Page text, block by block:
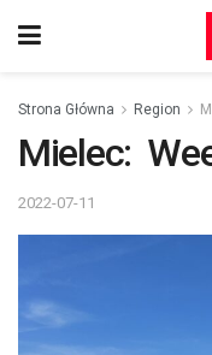
Strona Główna Region
Mielec:
2022-07-11